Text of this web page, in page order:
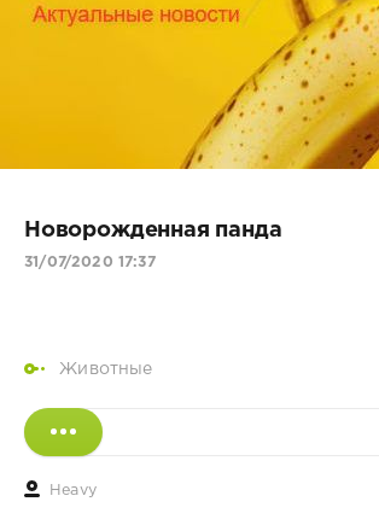
Новорожденная панда
31/07/2020 17:37
Животные
Heavy